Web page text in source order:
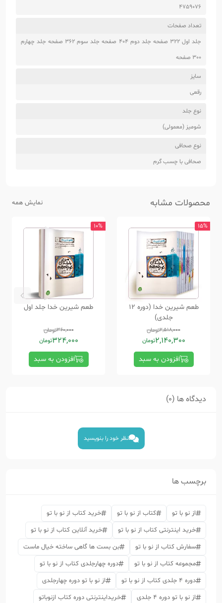
4759076
تعداد صفحات
جلد اول 322 صفحه جلد دوم 404 صفحه جلد سوم 362 صفحه جلد چهارم
300 صفحه
سایز
رقعی
نوع جلد
شومیز (معمولی)
نوع صحافی
صحافی با چسب گرم
محصولات مشابه نمایش همه
15%
طعم شیرین خدا (دوره 12
جلدی)
2,518,000تومان
2,140,300تومان
افزودن به سبد
10%
طعم شیرین خدا جلد اول
360,000تومان
324,000تومان
افزودن به سبد
دیدگاه ها (0)
نظر خود را بنویسید
برچسب ها
از نو با تو کتاب از نو با تو
خرید کتاب از نو با تو
خرید اینترنتی کتاب از نو با تو
خرید آنلاین کتاب از نو با تو
سفارش کتاب از نو با تو
بن بست ها گاهی ساخته خیال ماست
مجموعه کتاب از نو با تو
دوره چهارجلدی کتاب از نو با تو
دوره 4 جلدی کتاب از نو با تو
از نو با تو دوره چهارجلدی
از نو با تو دوره 4 جلدی
خریداینترنتی دوره کتاب ازنوباتو